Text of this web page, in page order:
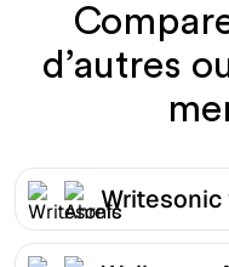
d’autres
Writesonic